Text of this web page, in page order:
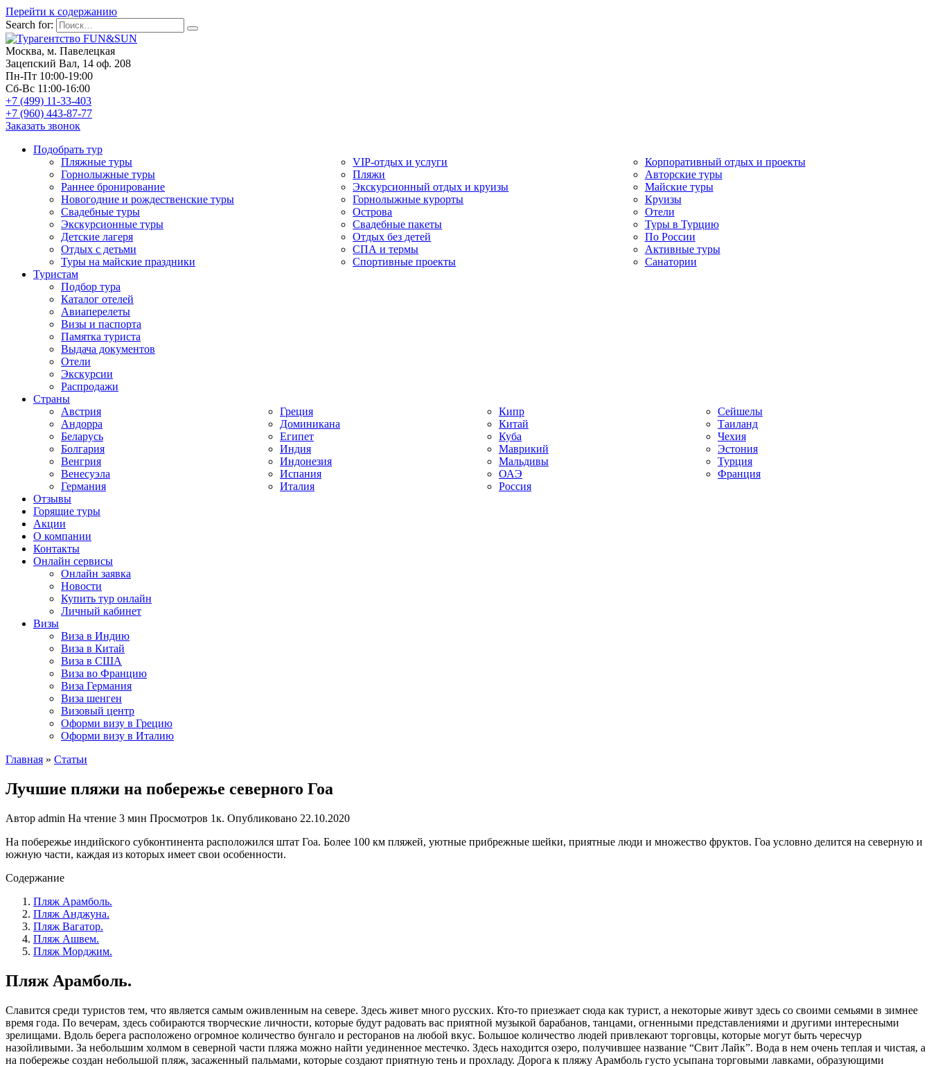
Перейти к содержанию
Search for:
Москва, м. Павелецкая
Зацепский Вал, 14 оф. 208
Пн-Пт 10:00-19:00
Сб-Вс 11:00-16:00
+7 (499) 11-33-403
+7 (960) 443-87-77
Заказать звонок
Подобрать тур
Пляжные туры
Горнолыжные туры
Раннее бронирование
Новогодние и рождественские туры
Свадебные туры
Экскурсионные туры
Детские лагеря
Отдых с детьми
Туры на майские праздники
VIP-отдых и услуги
Пляжи
Экскурсионный отдых и круизы
Горнолыжные курорты
Острова
Свадебные пакеты
Отдых без детей
СПА и термы
Спортивные проекты
Корпоративный отдых и проекты
Авторские туры
Майские туры
Круизы
Отели
Туры в Турцию
По России
Активные туры
Санатории
Туристам
Подбор тура
Каталог отелей
Авиаперелеты
Визы и паспорта
Памятка туриста
Выдача документов
Отели
Экскурсии
Распродажи
Страны
Австрия
Андорра
Беларусь
Болгария
Венгрия
Венесуэла
Германия
Греция
Доминикана
Египет
Индия
Индонезия
Испания
Италия
Кипр
Китай
Куба
Маврикий
Мальдивы
ОАЭ
Россия
Сейшелы
Таиланд
Чехия
Эстония
Турция
Франция
Отзывы
Горящие туры
Акции
О компании
Контакты
Онлайн сервисы
Онлайн заявка
Новости
Купить тур онлайн
Личный кабинет
Визы
Виза в Индию
Виза в Китай
Виза в США
Виза во Францию
Виза Германия
Виза шенген
Визовый центр
Оформи визу в Грецию
Оформи визу в Италию
Главная » Статьи
Лучшие пляжи на побережье северного Гоа
Автор admin На чтение 3 мин Просмотров 1к. Опубликовано 22.10.2020
На побережье индийского субконтинента расположился штат Гоа. Более 100 км пляжей, уютные прибрежные шейки, приятные люди и множество фруктов. Гоа условно делится на северную и
южную части, каждая из которых имеет свои особенности.
Содержание
Пляж Арамболь.
Пляж Анджуна.
Пляж Вагатор.
Пляж Ашвем.
Пляж Морджим.
Пляж Арамболь.
Славится среди туристов тем, что является самым оживленным на севере. Здесь живет много русских. Кто-то приезжает сюда как турист, а некоторые живут здесь со своими семьями в зимнее
время года. По вечерам, здесь собираются творческие личности, которые будут радовать вас приятной музыкой барабанов, танцами, огненными представлениями и другими интересными
зрелищами. Вдоль берега расположено огромное количество бунгало и ресторанов на любой вкус. Большое количество людей привлекают торговцы, которые могут быть чересчур
назойливыми. За небольшим холмом в северной части пляжа можно найти уединенное местечко. Здесь находится озеро, получившее название “Свит Лайк”. Вода в нем очень теплая и чистая, а
на побережье создан небольшой пляж, засаженный пальмами, которые создают приятную тень и прохладу. Дорога к пляжу Арамболь густо усыпана торговыми лавками, образующими